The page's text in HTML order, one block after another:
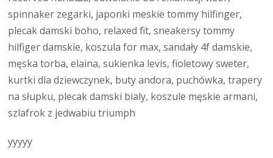
spinnaker zegarki, japonki meskie tommy hilfinger,
plecak damski boho, relaxed fit, sneakersy tommy
hilfiger damskie, koszula for max, sandały 4f damskie,
męska torba, elaina, sukienka levis, fioletowy sweter,
kurtki dla dziewczynek, buty andora, puchówka, trapery
na słupku, plecak damski bialy, koszule męskie armani,
szlafrok z jedwabiu triumph
yyyyy